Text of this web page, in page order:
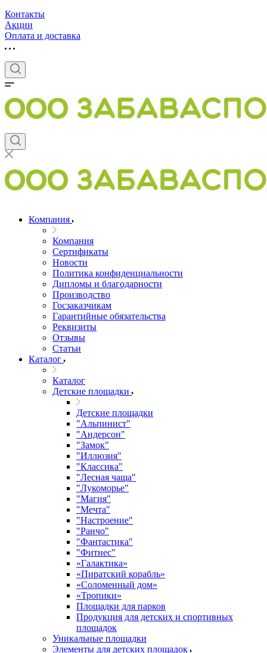
Контакты
Акции
Оплата и доставка
Компания
Компания
Сертификаты
Новости
Политика конфиденциальности
Дипломы и благодарности
Производство
Госзаказчикам
Гарантийные обязательства
Реквизиты
Отзывы
Статьи
Каталог
Каталог
Детские площадки
Детские площадки
"Альпинист"
"Андерсон"
"Замок"
"Иллюзия"
"Классика"
"Лесная чаща"
"Лукоморье"
"Магия"
"Мечта"
"Настроение"
"Ранчо"
"Фантастика"
"Фитнес"
«Галактика»
«Пиратский корабль»
«Соломенный дом»
«Тропики»
Площадки для парков
Продукция для детских и спортивных
площадок
Уникальные площадки
Элементы для детских площадок